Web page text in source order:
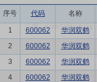
序号 代码 名称
1 600062 华润双鹤
2
600062 华润双鹤
3
600062 华润双鹤
4
600062 华润双鹤